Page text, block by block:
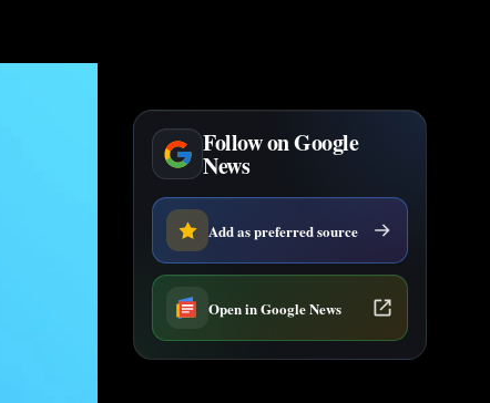
Follow on Google
News
Add as preferred source
Open in Google News